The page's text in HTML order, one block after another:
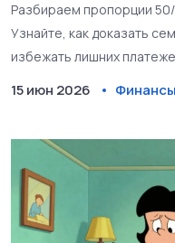
Разбираем пропорции
Узнайте, как доказать
избежать лишних
15 июн 2026